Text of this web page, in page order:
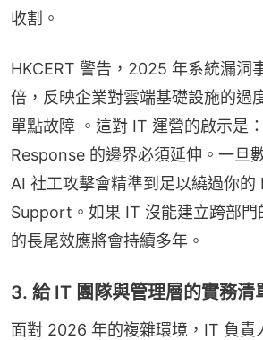
收割。
HKCERT 警告，2025 年系統漏洞
倍，反映企業對雲端基礎設施的過
單點故障 。這對 IT 運營的啟示是
Response 的邊界必須延伸。一旦
AI 社工攻擊會精準到足以繞過你的
Support。如果 IT 沒能建立跨部門
的長尾效應將會持續多年。
3. 給 IT 團隊與管理層的實務清
面對 2026 年的複雜環境，IT 負責